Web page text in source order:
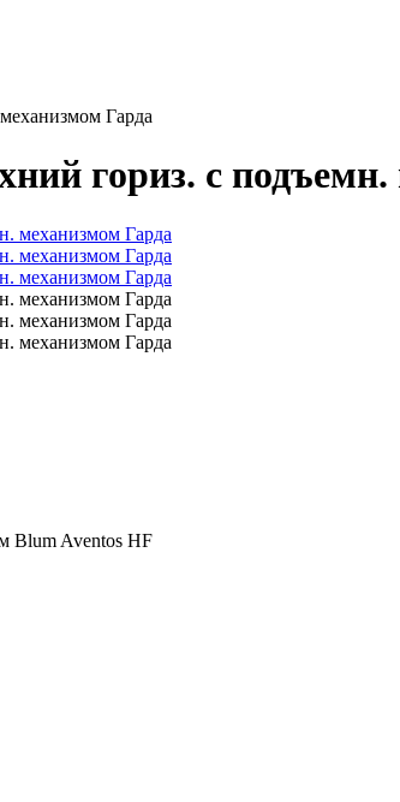
Гарда
гориз. с подъемн.
Blum Aventos HF